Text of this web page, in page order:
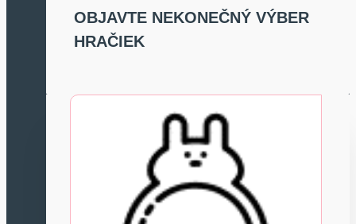
OBJAVTE NEKONEČNÝ VÝBER
HRAČIEK